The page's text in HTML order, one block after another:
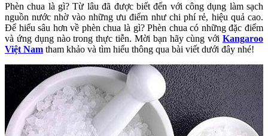
Phèn chua là gì? Từ lâu đã được biết đến với công dụng làm sạch
nguồn nước nhờ vào những ưu điểm như chi phí rẻ, hiệu quả cao.
Để hiểu sâu hơn về phèn chua là gì? Phèn chua có những đặc điểm
và ứng dụng nào trong thực tiễn. Mời bạn hãy cùng với Kangaroo
Việt Nam tham khảo và tìm hiểu thông qua bài viết dưới đây nhé!